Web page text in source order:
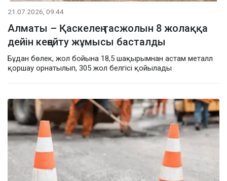
21.07.2026, 09:44
Алматы – Қаскелең тасжолын 8 жолаққа
дейін кеңейту жұмысы басталды
Бұдан бөлек, жол бойына 18,5 шақырымнан астам металл
қоршау орнатылып, 305 жол белгісі қойылады